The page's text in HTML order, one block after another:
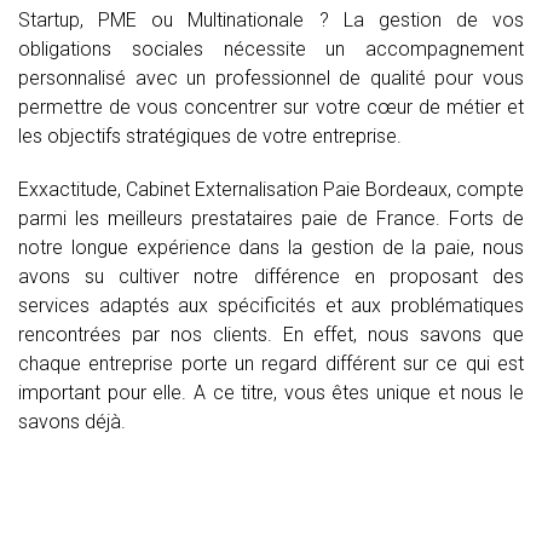
Startup, PME ou Multinationale ? La gestion de vos
obligations sociales nécessite un accompagnement
personnalisé avec un professionnel de qualité pour vous
permettre de vous concentrer sur votre cœur de métier et
les objectifs stratégiques de votre entreprise.
Exxactitude, Cabinet Externalisation Paie Bordeaux, compte
parmi les meilleurs prestataires paie de France. Forts de
notre longue expérience dans la gestion de la paie, nous
avons su cultiver notre différence en proposant des
services adaptés aux spécificités et aux problématiques
rencontrées par nos clients. En effet, nous savons que
chaque entreprise porte un regard différent sur ce qui est
important pour elle. A ce titre, vous êtes unique et nous le
savons déjà.